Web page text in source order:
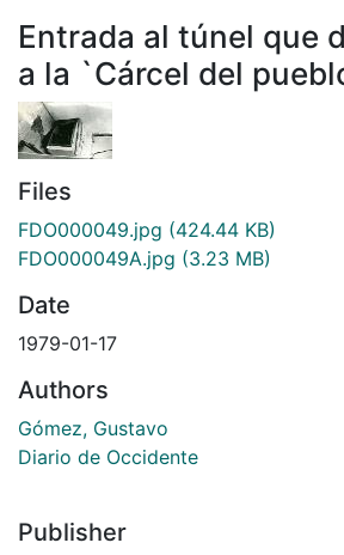
Entrada al túnel que
a la `Cárcel del
Files
FDO000049.jpg (424.44 KB)
FDO000049A.jpg (3.23 MB)
Date
1979-01-17
Authors
Gómez, Gustavo
Diario de Occidente
Publisher